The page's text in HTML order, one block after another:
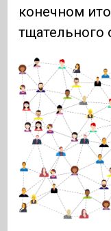
конечном
тщательного